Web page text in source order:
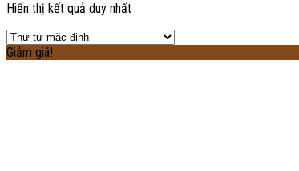
Hiển thị kết quả duy nhất
Giảm giá!